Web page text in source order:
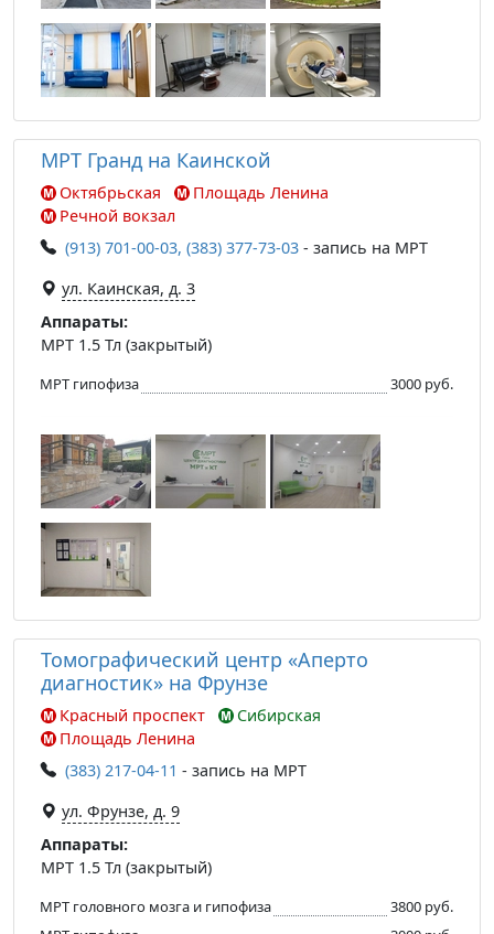
МРТ Гранд на Каинской
Октябрьская
Площадь Ленина
Речной вокзал
(913) 701-00-03, (383) 377-73-03 - запись на МРТ
ул. Каинская, д. 3
Аппараты:
МРТ 1.5 Тл (закрытый)
МРТ гипофиза 3000 руб.
Томографический центр «Аперто
диагностик» на Фрунзе
Красный проспект
Сибирская
Площадь Ленина
(383) 217-04-11 - запись на МРТ
ул. Фрунзе, д. 9
Аппараты:
МРТ 1.5 Тл (закрытый)
МРТ головного мозга и гипофиза
3800 руб.